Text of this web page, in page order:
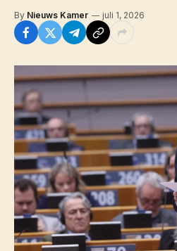
By Nieuws Kamer juli 1, 2026